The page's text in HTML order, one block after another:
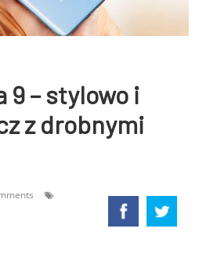
9 – stylowo i
z drobnymi